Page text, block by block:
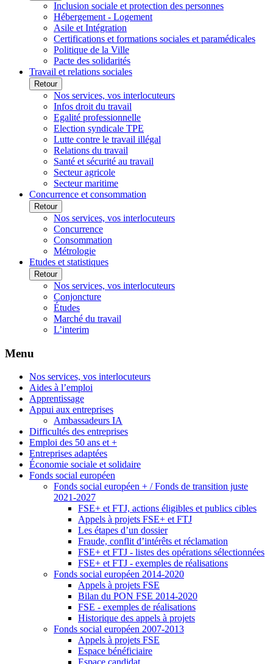
Inclusion sociale et protection des personnes
Hébergement - Logement
Asile et Intégration
Certifications et formations sociales et paramédicales
Politique de la Ville
Pacte des solidarités
Travail et relations sociales
Retour
Nos services, vos interlocuteurs
Infos droit du travail
Egalité professionnelle
Election syndicale TPE
Lutte contre le travail illégal
Relations du travail
Santé et sécurité au travail
Secteur agricole
Secteur maritime
Concurrence et consommation
Retour
Nos services, vos interlocuteurs
Concurrence
Consommation
Métrologie
Etudes et statistiques
Retour
Nos services, vos interlocuteurs
Conjoncture
Études
Marché du travail
L’interim
Menu
Nos services, vos interlocuteurs
Aides à l’emploi
Apprentissage
Appui aux entreprises
Ambassadeurs IA
Difficultés des entreprises
Emploi des 50 ans et +
Entreprises adaptées
Économie sociale et solidaire
Fonds social européen
Fonds social européen + / Fonds de transition juste
2021-2027
FSE+ et FTJ, actions éligibles et publics cibles
Appels à projets FSE+ et FTJ
Les étapes d’un dossier
Fraude, conflit d’intérêts et réclamation
FSE+ et FTJ - listes des opérations sélectionnées
FSE+ et FTJ - exemples de réalisations
Fonds social européen 2014-2020
Appels à projets FSE
Bilan du PON FSE 2014-2020
FSE - exemples de réalisations
Historique des appels à projets
Fonds social européen 2007-2013
Appels à projets FSE
Espace bénéficiaire